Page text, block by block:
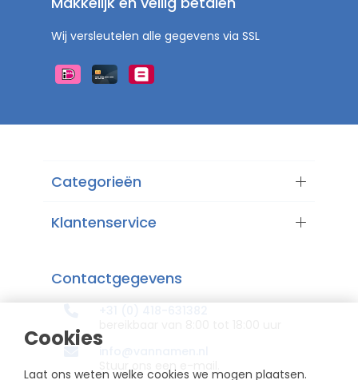
Cookies
Laat ons weten welke cookies we mogen plaatsen.
Wij versleutelen alle gegevens via SSL
Categorieën
Klantenservice
Contactgegevens